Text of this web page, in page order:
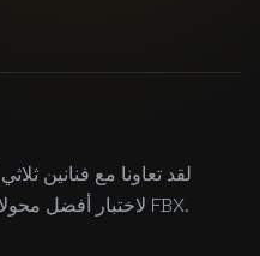
لقد تعاونا مع فنانين
لاختبار أفضل محولات الذكاء الاصطناعي من نص إلى FBX.